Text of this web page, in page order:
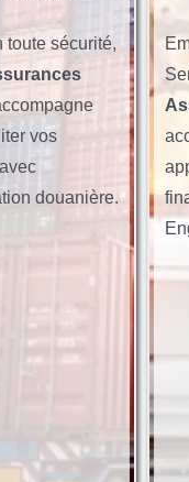
toute sécurité,
vos
douanière.